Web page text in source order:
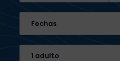
Fechas
1 adulto